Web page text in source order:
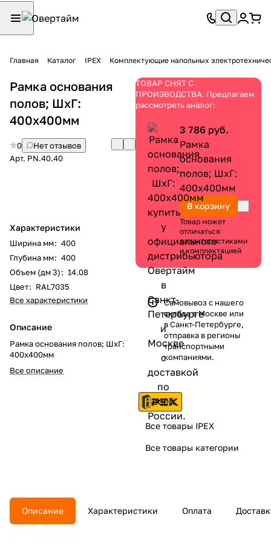
Главная Каталог IPEX Комплектующие напольных
Рамка основания
полов; ШхГ:
400х400мм
0
Нет отзывов
Арт. PN.40.40
Характеристики
Ширина мм: 400
Глубина мм: 400
Объем (дм 3): 14.08
Цвет: RAL7035
Все характеристики
Описание
Рамка основания полов; ШхГ:
400х400мм
Все описание
ТОВАР СНЯТ С
ПРОИЗВОДСТВА. Предлагаем
рассмотреть аналог:
3 786 руб.
Рамка
основания
полов; ШхГ:
400х400мм
В корзину
Товар может
отличаться
характеристиками
и комплектацией
Самовывоз с нашего
склада в Москве или
в Санкт-Петербурге,
отправка в регионы
транспортными
компаниями.
Все товары IPEX
Все товары категории
Описание Характеристики Оплата